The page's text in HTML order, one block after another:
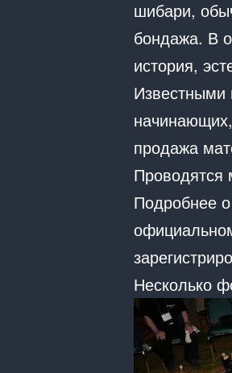
шибари,
бондажа. В
история,
Известными
продажа
Проводятся
Подробнее
Несколько